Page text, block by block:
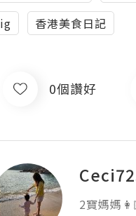
ig
香港美食日記
0個讚好